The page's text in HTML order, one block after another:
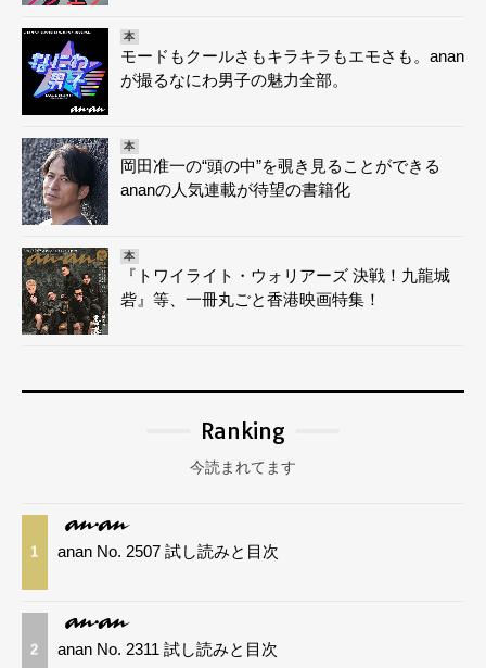
本
モードもクールさもキラキラもエモさも。anan
が撮るなにわ男子の魅力全部。
本
岡田准一の“頭の中”を覗き見ることができる
ananの人気連載が待望の書籍化
本
『トワイライト・ウォリアーズ 決戦！九龍城
砦』等、一冊丸ごと香港映画特集！
Ranking
今読まれてます
1 anan No. 2507 試し読みと目次
2 anan No. 2311 試し読みと目次